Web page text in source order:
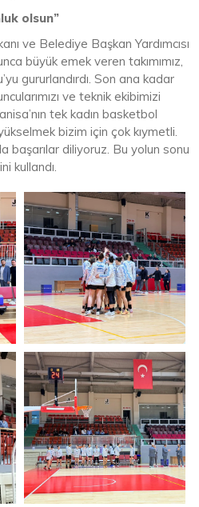
olsun”
ve Belediye Başkan Yardımcısı
büyük emek veren takımımız,
gururlandırdı. Son ana kadar
ve teknik ekibimizi
tek kadın basketbol
bizim için çok kıymetli.
başarılar diliyoruz. Bu yolun sonu
kullandı.